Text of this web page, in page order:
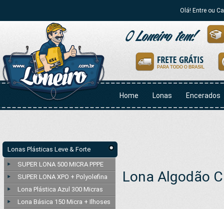
Olá! Entre ou
Home Lonas Encerados
Lonas Plásticas Leve & Forte
SUPER LONA 500 MICRA PPPE
SUPER LONA XPO + Polyolefina
Lona Plástica Azul 300 Micras
Lona Básica 150 Micra + Ilhoses
Lona Algodão